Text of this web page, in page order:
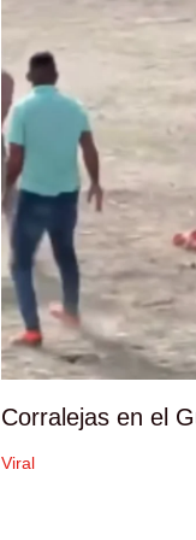
Corralejas en el
Viral